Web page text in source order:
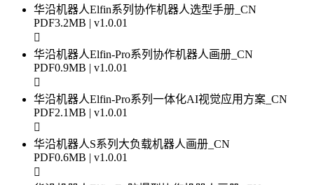
华沿机器人Elfin系列协作机器人选型手册_CN
PDF3.2MB | v1.0.01
华沿机器人Elfin-Pro系列协作机器人画册_CN
PDF0.9MB | v1.0.01
华沿机器人Elfin-Pro系列一体化AI视觉应用方案_CN
PDF2.1MB | v1.0.01
华沿机器人S系列大负载机器人画册_CN
PDF0.6MB | v1.0.01